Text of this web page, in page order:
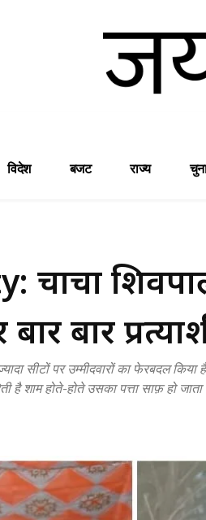
विदेश बजट राज्य
चाचा
बार बार
पर उम्मीदवारों का फेरबदल किया
शाम होते-होते उसका पत्ता साफ़ हो जाता